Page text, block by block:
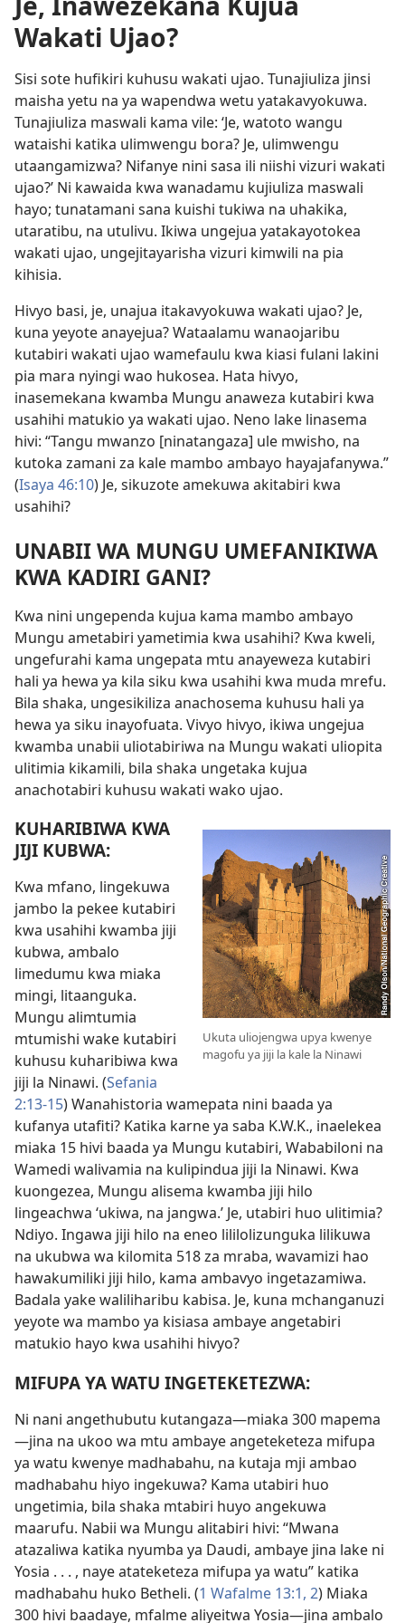
Wakati Ujao?
Sisi sote hufikiri kuhusu wakati ujao. Tunajiuliza jinsi
maisha yetu na ya wapendwa wetu yatakavyokuwa.
Tunajiuliza maswali kama vile: ‘Je, watoto wangu
wataishi katika ulimwengu bora? Je, ulimwengu
utaangamizwa? Nifanye nini sasa ili niishi vizuri wakati
ujao?’ Ni kawaida kwa wanadamu kujiuliza maswali
hayo; tunatamani sana kuishi tukiwa na uhakika,
utaratibu, na utulivu. Ikiwa ungejua yatakayotokea
wakati ujao, ungejitayarisha vizuri kimwili na pia
kihisia.
Hivyo basi, je, unajua itakavyokuwa wakati ujao? Je,
kuna yeyote anayejua? Wataalamu wanaojaribu
kutabiri wakati ujao wamefaulu kwa kiasi fulani lakini
pia mara nyingi wao hukosea. Hata hivyo,
inasemekana kwamba Mungu anaweza kutabiri kwa
usahihi matukio ya wakati ujao. Neno lake linasema
hivi: “Tangu mwanzo [ninatangaza] ule mwisho, na
kutoka zamani za kale mambo ambayo hayajafanywa.”
(Isaya 46:10) Je, sikuzote amekuwa akitabiri kwa
usahihi?
UNABII WA MUNGU UMEFANIKIWA
KWA KADIRI GANI?
Kwa nini ungependa kujua kama mambo ambayo
Mungu ametabiri yametimia kwa usahihi? Kwa kweli,
ungefurahi kama ungepata mtu anayeweza kutabiri
hali ya hewa ya kila siku kwa usahihi kwa muda mrefu.
Bila shaka, ungesikiliza anachosema kuhusu hali ya
hewa ya siku inayofuata. Vivyo hivyo, ikiwa ungejua
kwamba unabii uliotabiriwa na Mungu wakati uliopita
ulitimia kikamili, bila shaka ungetaka kujua
anachotabiri kuhusu wakati wako ujao.
Ukuta uliojengwa upya kwenye
magofu ya jiji la kale la Ninawi
KUHARIBIWA KWA
JIJI KUBWA:
Kwa mfano, lingekuwa
jambo la pekee kutabiri
kwa usahihi kwamba jiji
kubwa, ambalo
limedumu kwa miaka
mingi, litaanguka.
Mungu alimtumia
mtumishi wake kutabiri
kuhusu kuharibiwa kwa
jiji la Ninawi. (Sefania
2:13-15) Wanahistoria wamepata nini baada ya
kufanya utafiti? Katika karne ya saba K.W.K., inaelekea
miaka 15 hivi baada ya Mungu kutabiri, Wababiloni na
Wamedi walivamia na kulipindua jiji la Ninawi. Kwa
kuongezea, Mungu alisema kwamba jiji hilo
lingeachwa ‘ukiwa, na jangwa.’ Je, utabiri huo ulitimia?
Ndiyo. Ingawa jiji hilo na eneo lililolizunguka lilikuwa
na ukubwa wa kilomita 518 za mraba, wavamizi hao
hawakumiliki jiji hilo, kama ambavyo ingetazamiwa.
Badala yake waliliharibu kabisa. Je, kuna mchanganuzi
yeyote wa mambo ya kisiasa ambaye angetabiri
matukio hayo kwa usahihi hivyo?
MIFUPA YA WATU INGETEKETEZWA:
Ni nani angethubutu kutangaza​—miaka 300 mapema
—jina na ukoo wa mtu ambaye angeteketeza mifupa
ya watu kwenye madhabahu, na kutaja mji ambao
madhabahu hiyo ingekuwa? Kama utabiri huo
ungetimia, bila shaka mtabiri huyo angekuwa
maarufu. Nabii wa Mungu alitabiri hivi: “Mwana
atazaliwa katika nyumba ya Daudi, ambaye jina lake ni
Yosia . . . , naye atateketeza mifupa ya watu” katika
madhabahu huko Betheli. (1 Wafalme 13:1, 2) Miaka
300 hivi baadaye, mfalme aliyeitwa Yosia​—jina ambalo